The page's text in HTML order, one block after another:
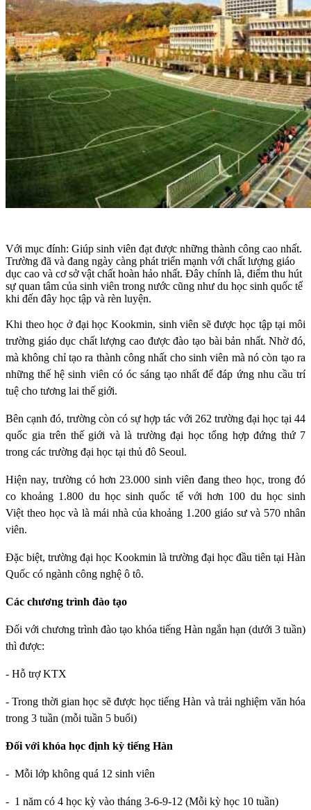
Với mục đính: Giúp sinh viên đạt được những thành công cao nhất.
Trường đã và đang ngày càng phát triển mạnh với chất lượng giáo
dục cao và cơ sở vật chất hoàn hảo nhất. Đây chính là, điểm thu hút
sự quan tâm của sinh viên trong nước cũng như du học sinh quốc tế
khi đến đây học tập và rèn luyện.
Khi theo học ở đại học Kookmin, sinh viên sẽ được học tập tại môi
trường giáo dục chất lượng cao được đào tạo bài bản nhất. Nhờ đó,
mà không chỉ tạo ra thành công nhất cho sinh viên mà nó còn tạo ra
những thế hệ sinh viên có óc sáng tạo nhất để đáp ứng nhu cầu trí
tuệ cho tương lai thế giới.
Bên cạnh đó, trường còn có sự hợp tác với 262 trường đại học tại 44
quốc gia trên thế giới và là trường đại học tổng hợp đứng thứ 7
trong các trường đại học tại thủ đô Seoul.
Hiện nay, trường có hơn 23.000 sinh viên đang theo học, trong đó
co khoảng 1.800 du học sinh quốc tế với hơn 100 du học sinh
Việt theo học và là mái nhà của khoảng 1.200 giáo sư và 570 nhân
viên.
Đặc biệt, trường đại học Kookmin là trường đại học đầu tiên tại Hàn
Quốc có ngành công nghệ ô tô.
Các chương trình đào tạo
Đối với chương trình đào tạo khóa tiếng Hàn ngắn hạn (dưới 3 tuần)
thì được:
- Hỗ trợ KTX
- Trong thời gian học sẽ được học tiếng Hàn và trải nghiệm văn hóa
trong 3 tuần (mỗi tuần 5 buổi)
Đối với khóa học định kỳ tiếng Hàn
- Mỗi lớp không quá 12 sinh viên
- 1 năm có 4 học kỳ vào tháng 3-6-9-12 (Mỗi kỳ học 10 tuần)